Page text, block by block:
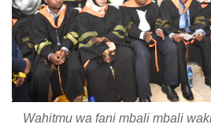
Wahitmu wa fani mbali mbali